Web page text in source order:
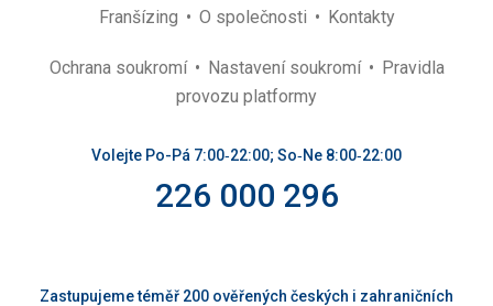
Franšízing
O společnosti Kontakty
Ochrana soukromí Nastavení soukromí
Pravidla
provozu platformy
Volejte Po-Pá 7:00‑22:00; So‑Ne 8:00‑22:00
226 000 296
Zastupujeme téměř 200 ověřených českých i zahraničních